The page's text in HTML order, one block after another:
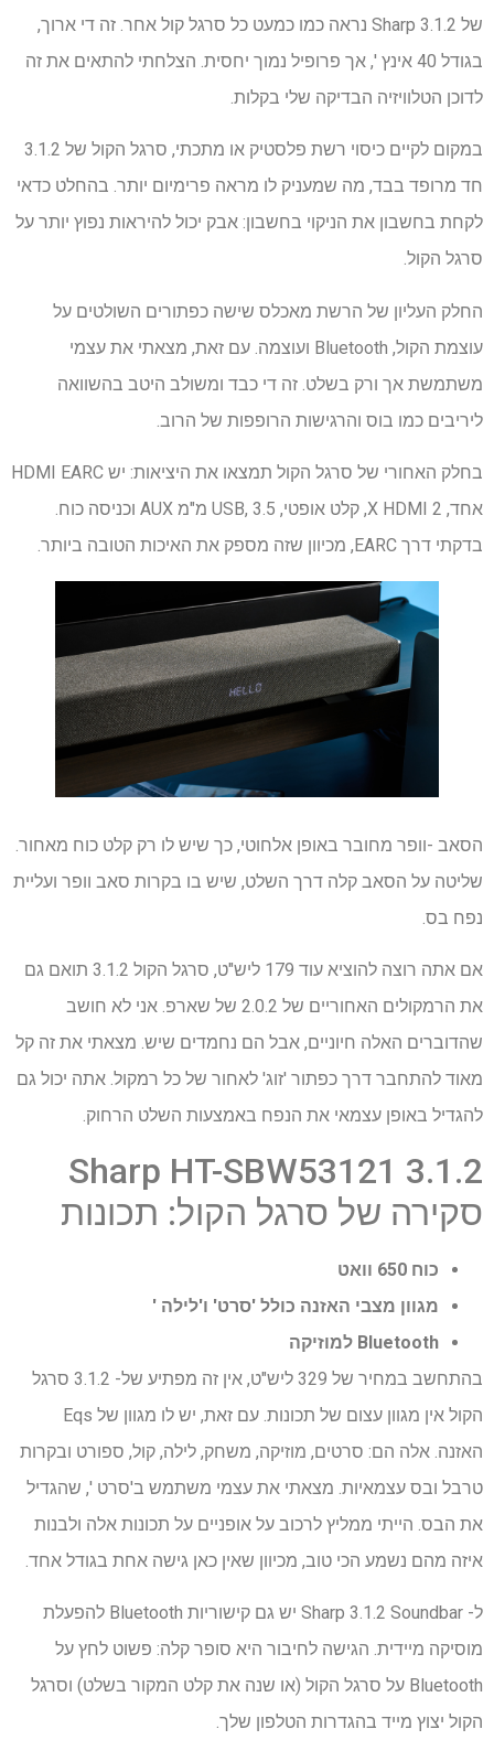
של 3.1.2 Sharp נראה כמו כמעט כל סרגל קול אחר. זה די ארוך,
בגודל 40 אינץ ', אך פרופיל נמוך יחסית. הצלחתי להתאים את זה
לדוכן הטלוויזיה הבדיקה שלי בקלות.
במקום לקיים כיסוי רשת פלסטיק או מתכתי, סרגל הקול של 3.1.2
חד מרופד בבד, מה שמעניק לו מראה פרימיום יותר. בהחלט כדאי
לקחת בחשבון את הניקוי בחשבון: אבק יכול להיראות נפוץ יותר על
סרגל הקול.
החלק העליון של הרשת מאכלס שישה כפתורים השולטים על
עוצמת הקול, Bluetooth ועוצמה. עם זאת, מצאתי את עצמי
משתמשת אך ורק בשלט. זה די כבד ומשולב היטב בהשוואה
ליריבים כמו בוס והרגישות הרופפות של הרוב.
בחלק האחורי של סרגל הקול תמצאו את היציאות: יש HDMI EARC
אחד, 2 X HDMI, קלט אופטי, USB, 3.5 מ"מ AUX וכניסה כוח.
בדקתי דרך EARC, מכיוון שזה מספק את האיכות הטובה ביותר.
הסאב -וופר מחובר באופן אלחוטי, כך שיש לו רק קלט כוח מאחור.
שליטה על הסאב קלה דרך השלט, שיש בו בקרות סאב וופר ועליית
נפח בס.
אם אתה רוצה להוציא עוד 179 ליש"ט, סרגל הקול 3.1.2 תואם גם
את הרמקולים האחוריים של 2.0.2 של שארפ. אני לא חושב
שהדוברים האלה חיוניים, אבל הם נחמדים שיש. מצאתי את זה קל
מאוד להתחבר דרך כפתור 'זוג' לאחור של כל רמקול. אתה יכול גם
להגדיל באופן עצמאי את הנפח באמצעות השלט הרחוק.
Sharp HT-SBW53121 3.1.2
סקירה של סרגל הקול: תכונות
כוח 650 וואט
מגוון מצבי האזנה כולל 'סרט' ו'לילה '
Bluetooth למוזיקה
בהתחשב במחיר של 329 ליש"ט, אין זה מפתיע של- 3.1.2 סרגל
הקול אין מגוון עצום של תכונות. עם זאת, יש לו מגוון של Eqs
האזנה. אלה הם: סרטים, מוזיקה, משחק, לילה, קול, ספורט ובקרות
טרבל ובס עצמאיות. מצאתי את עצמי משתמש ב'סרט ', שהגדיל
את הבס. הייתי ממליץ לרכוב על אופניים על תכונות אלה ולבנות
איזה מהם נשמע הכי טוב, מכיוון שאין כאן גישה אחת בגודל אחד.
ל- Sharp 3.1.2 Soundbar יש גם קישוריות Bluetooth להפעלת
מוסיקה מיידית. הגישה לחיבור היא סופר קלה: פשוט לחץ על
Bluetooth על סרגל הקול (או שנה את קלט המקור בשלט) וסרגל
הקול יצוץ מייד בהגדרות הטלפון שלך.